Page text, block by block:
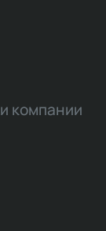
компании